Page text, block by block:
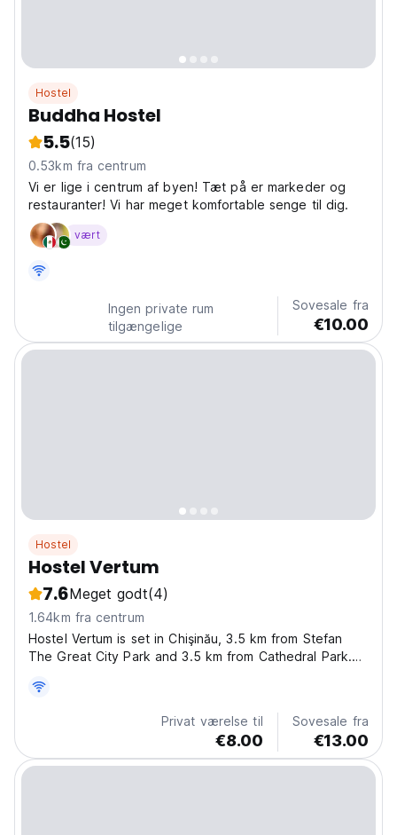
Hostel
Buddha Hostel
5.5(15)
0.53km fra centrum
Vi er lige i centrum af byen! Tæt på er markeder og
restauranter! Vi har meget komfortable senge til dig.
vært
Ingen private rum
tilgængelige
Sovesale fra
€10.00
Hostel
Hostel Vertum
7.6Meget godt(4)
1.64km fra centrum
Hostel Vertum is set in Chişinău, 3.5 km from Stefan
The Great City Park and 3.5 km from Cathedral Park.
Cathedral, 3.8 km from The Triumphal Arch Chisinau
and 3.9 km from National Opera and Ballet Theater....
Privat værelse til
€8.00
Sovesale fra
€13.00